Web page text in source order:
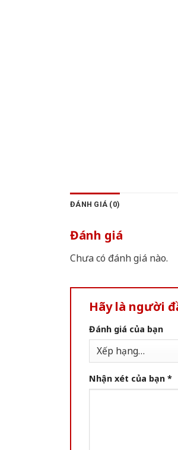
ĐÁNH GIÁ (0)
Đánh giá
Chưa có đánh giá nào.
Hãy là người
Đánh giá của bạn
Nhận xét của bạn *